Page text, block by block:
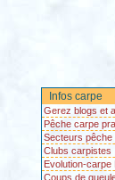
Infos carpe
Gerez blogs et
Pêche carpe
Secteurs pêche
Clubs carpistes
Evolution-carpe
Coups de